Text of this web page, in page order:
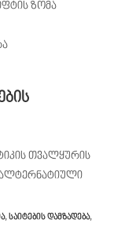
ზომა
თვალყურის
ალტერნატიული
, ᲡᲐᲘᲢᲔᲑᲘᲡ ᲓᲐᲛᲖᲐᲓᲔᲑᲐ,